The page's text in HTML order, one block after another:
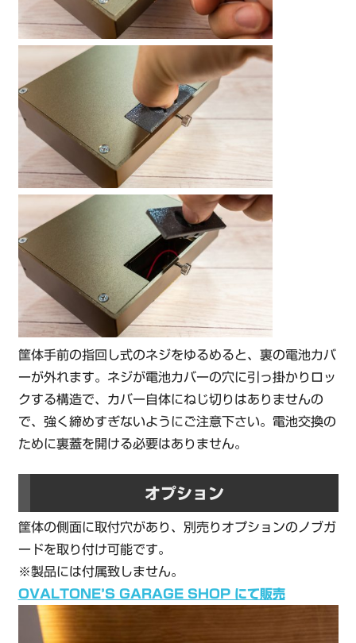
筐体手前の指回し式のネジをゆるめると、裏の電池カバ
ーが外れます。ネジが電池カバーの穴に引っ掛かりロッ
クする構造で、カバー自体にねじ切りはありませんの
で、強く締めすぎないようにご注意下さい。電池交換の
ために裏蓋を開ける必要はありません。
オプション
筐体の側面に取付穴があり、別売りオプションのノブガ
ードを取り付け可能です。
※製品には付属致しません。
OVALTONE’S GARAGE SHOP にて販売